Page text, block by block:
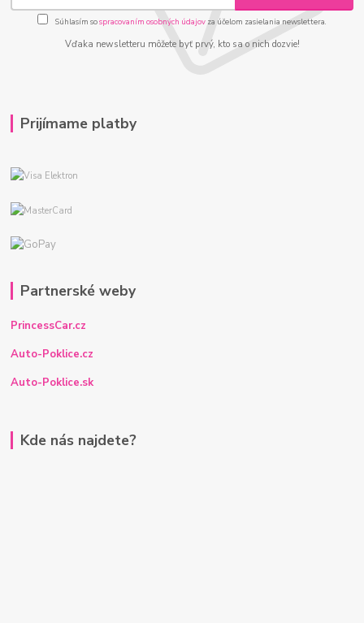
Súhlasím sospracovaním osobných údajov za účelom zasielania newslettera.
Vďaka newsletteru môžete byť prvý, kto sa o nich dozvie!
Prijímame platby
Partnerské weby
PrincessCar.cz
Auto-Poklice.cz
Auto-Poklice.sk
Kde nás najdete?